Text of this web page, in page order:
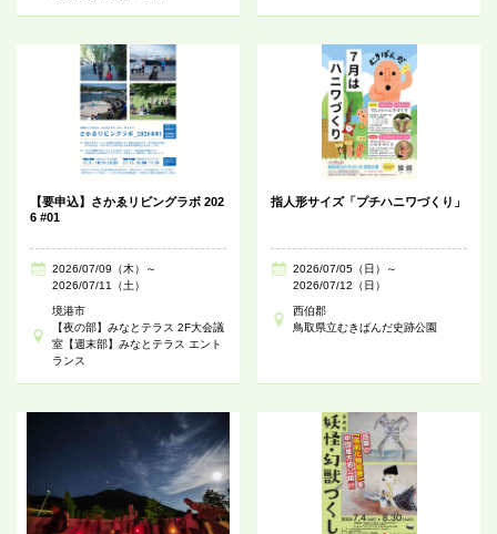
【要申込】さかゑリビングラボ 202
6 #01
2026/07/09（木）～
2026/07/11（土）
境港市
【夜の部】みなとテラス 2F大会議
室【週末部】みなとテラス エント
ランス
指人形サイズ「プチハニワづくり」
2026/07/05（日）～
2026/07/12（日）
西伯郡
鳥取県立むきばんだ史跡公園